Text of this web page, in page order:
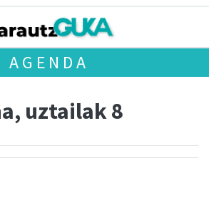
AGENDA
uztailak 8